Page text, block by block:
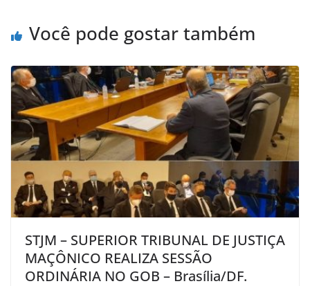
Você pode gostar também
STJM – SUPERIOR TRIBUNAL DE JUSTIÇA
MAÇÔNICO REALIZA SESSÃO
ORDINÁRIA NO GOB – Brasília/DF.